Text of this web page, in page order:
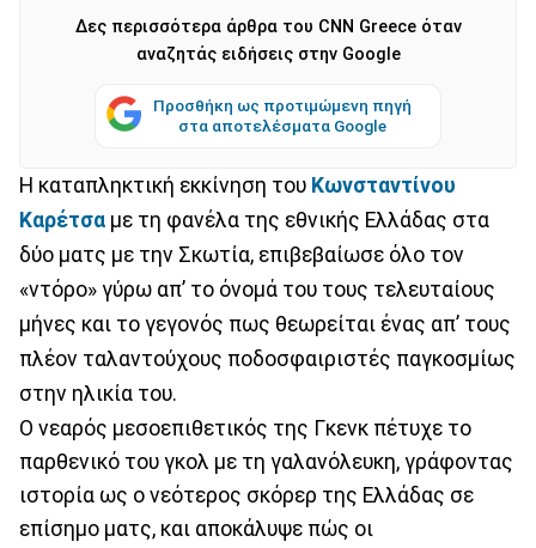
Δες περισσότερα άρθρα του CNN Greece όταν
αναζητάς ειδήσεις στην Google
Προσθήκη ως προτιμώμενη πηγή
στα αποτελέσματα Google
Η καταπληκτική εκκίνηση του Κωνσταντίνου
Καρέτσα με τη φανέλα της εθνικής Ελλάδας στα
δύο ματς με την Σκωτία, επιβεβαίωσε όλο τον
«ντόρο» γύρω απ’ το όνομά του τους τελευταίους
μήνες και το γεγονός πως θεωρείται ένας απ’ τους
πλέον ταλαντούχους ποδοσφαιριστές παγκοσμίως
στην ηλικία του.
Ο νεαρός μεσοεπιθετικός της Γκενκ πέτυχε το
παρθενικό του γκολ με τη γαλανόλευκη, γράφοντας
ιστορία ως ο νεότερος σκόρερ της Ελλάδας σε
επίσημο ματς, και αποκάλυψε πώς οι